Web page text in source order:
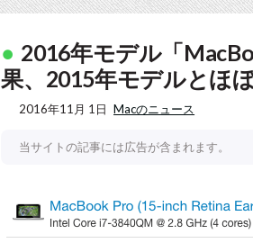
2016年モデル「
果、2015年モデルとほ
2016年11月 1日 Macのニュース
当サイトの記事には広告が含まれます。